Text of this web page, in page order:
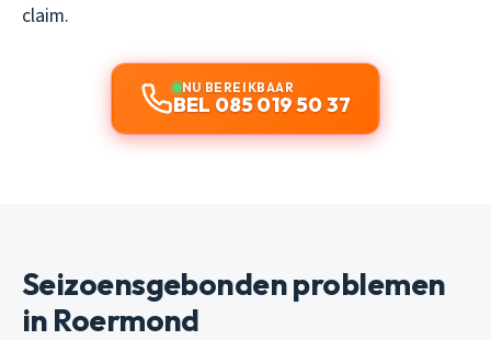
claim.
NU BEREIKBAAR
BEL 085 019 50 37
Seizoensgebonden problemen
in Roermond